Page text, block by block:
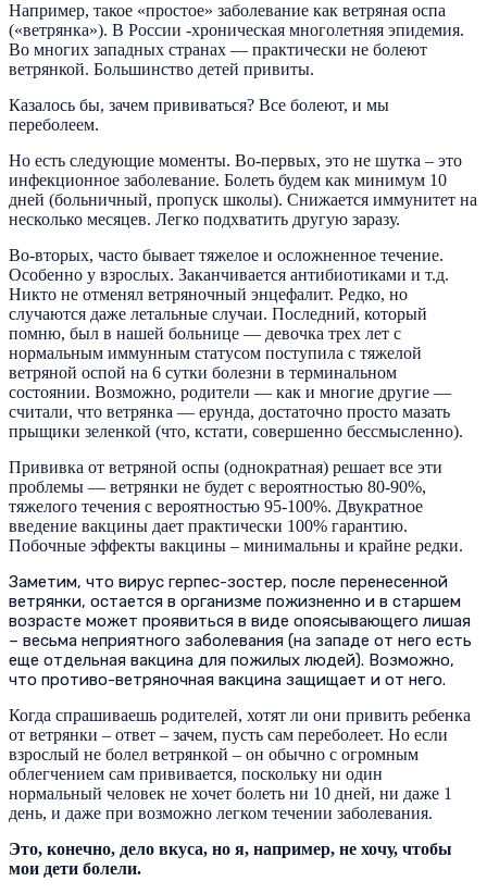
Например, такое «простое» заболевание как ветряная оспа
(«ветрянка»). В России -хроническая многолетняя эпидемия.
Во многих западных странах — практически не болеют
ветрянкой. Большинство детей привиты.
Казалось бы, зачем прививаться? Все болеют, и мы
переболеем.
Но есть следующие моменты. Во-первых, это не шутка – это
инфекционное заболевание. Болеть будем как минимум 10
дней (больничный, пропуск школы). Снижается иммунитет на
несколько месяцев. Легко подхватить другую заразу.
Во-вторых, часто бывает тяжелое и осложненное течение.
Особенно у взрослых. Заканчивается антибиотиками и т.д.
Никто не отменял ветряночный энцефалит. Редко, но
случаются даже летальные случаи. Последний, который
помню, был в нашей больнице — девочка трех лет с
нормальным иммунным статусом поступила с тяжелой
ветряной оспой на 6 сутки болезни в терминальном
состоянии. Возможно, родители — как и многие другие —
считали, что ветрянка — ерунда, достаточно просто мазать
прыщики зеленкой (что, кстати, совершенно бессмысленно).
Прививка от ветряной оспы (однократная) решает все эти
проблемы — ветрянки не будет с вероятностью 80-90%,
тяжелого течения с вероятностью 95-100%. Двукратное
введение вакцины дает практически 100% гарантию.
Побочные эффекты вакцины – минимальны и крайне редки.
Заметим, что вирус герпес-зостер, после перенесенной
ветрянки, остается в организме пожизненно и в старшем
возрасте может проявиться в виде опоясывающего лишая
– весьма неприятного заболевания (на западе от него есть
еще отдельная вакцина для пожилых людей). Возможно,
что противо-ветряночная вакцина защищает и от него.
Когда спрашиваешь родителей, хотят ли они привить ребенка
от ветрянки – ответ – зачем, пусть сам переболеет. Но если
взрослый не болел ветрянкой – он обычно с огромным
облегчением сам прививается, поскольку ни один
нормальный человек не хочет болеть ни 10 дней, ни даже 1
день, и даже при возможно легком течении заболевания.
Это, конечно, дело вкуса, но я, например, не хочу, чтобы
мои дети болели.